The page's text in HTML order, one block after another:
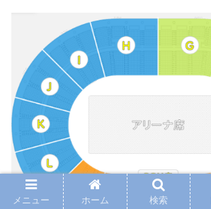
メニュー ホーム 検索